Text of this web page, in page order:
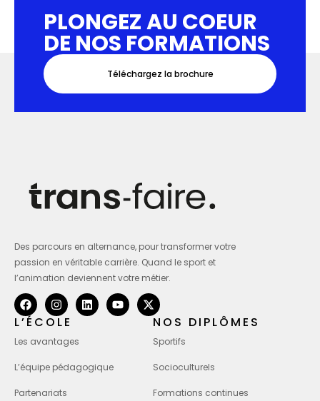
PLONGEZ AU COEUR
DE NOS FORMATIONS
Téléchargez la brochure
Des parcours en alternance, pour transformer votre
passion en véritable carrière. Quand le sport et
l’animation deviennent votre métier.
L’ÉCOLE
Les avantages
L’équipe pédagogique
Partenariats
NOS DIPLÔMES
Sportifs
Socioculturels
Formations continues